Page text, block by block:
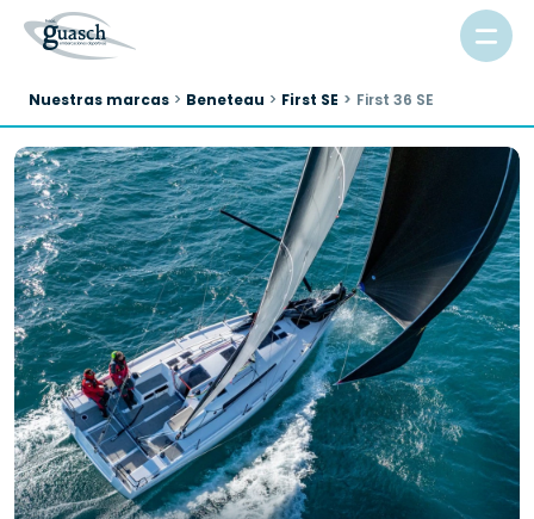
Nuestras marcas Beneteau First SE First 36 SE